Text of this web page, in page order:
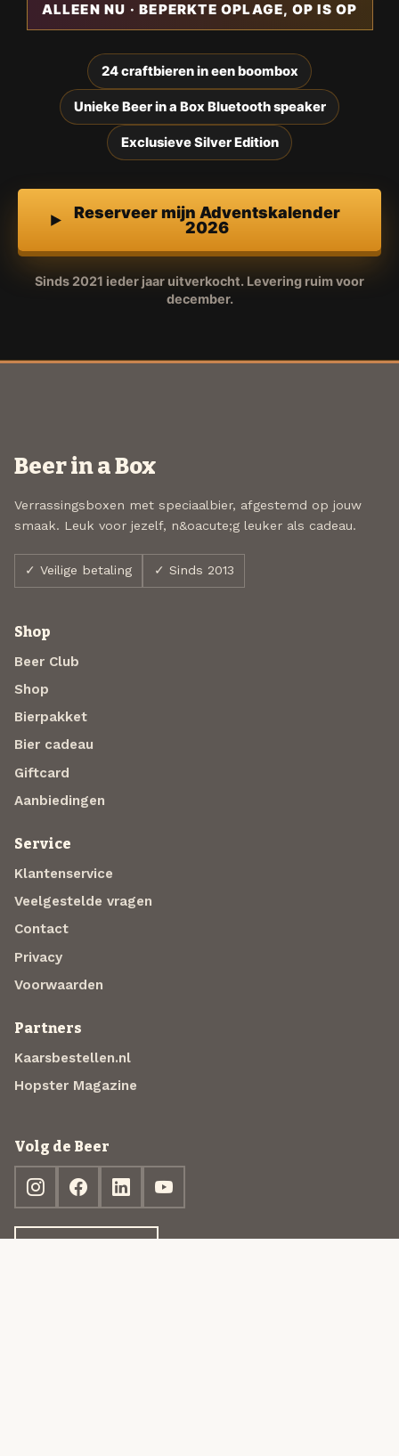
ALLEEN NU · BEPERKTE OPLAGE, OP IS OP
24 craftbieren in een boombox
Unieke Beer in a Box Bluetooth speaker
Exclusieve Silver Edition
Reserveer mijn Adventskalender
2026
Sinds 2021 ieder jaar uitverkocht. Levering ruim voor
december.
Beer in a Box
Verrassingsboxen met speciaalbier, afgestemd op jouw
smaak. Leuk voor jezelf, n&oacute;g leuker als cadeau.
✓ Veilige betaling ✓ Sinds 2013
Shop
Beer Club
Shop
Bierpakket
Bier cadeau
Giftcard
Aanbiedingen
Service
Klantenservice
Veelgestelde vragen
Contact
Privacy
Voorwaarden
Partners
Kaarsbestellen.nl
Hopster Magazine
Volg de Beer